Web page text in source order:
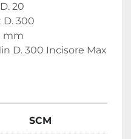
20
300
mm
D. 300 Incisore Max
SCM